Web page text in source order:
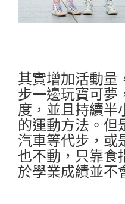
其實增加活動量
步一邊玩寶可夢
度，並且持續半
的運動方法。但
汽車等代步，或
也不動，只靠食
於學業成績並不